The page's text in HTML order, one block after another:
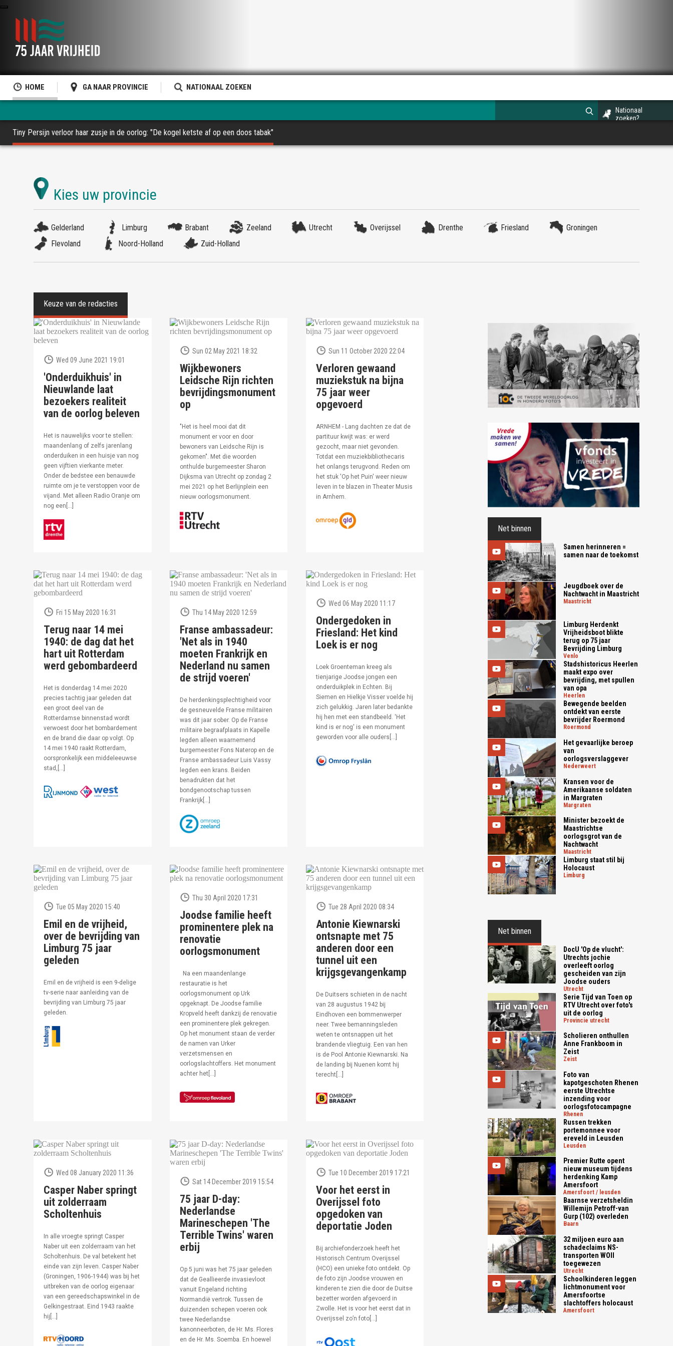
HOME GA NAAR PROVINCIE NATIONAAL ZOEKEN
Nationaal
zoeken?
Tiny Persijn verloor haar zusje in de oorlog: "De kogel ketste af op een doos tabak"
Gelderland Limburg Brabant Zeeland Utrecht Overijssel Drenthe Friesland
Groningen
Flevoland
Noord-Holland Zuid-Holland
Wed 09 June 2021 19:01
'Onderduikhuis' in
Nieuwlande laat
bezoekers realiteit
van de oorlog beleven
Het is nauwelijks voor te stellen:
maandenlang of zelfs jarenlang
onderduiken in een huisje van nog
geen vijftien vierkante meter.
Onder de bedstee een benauwde
ruimte om je te verstoppen voor de
vijand. Met alleen Radio Oranje om
nog een[…]
Sun 02 May 2021 18:32
Wijkbewoners
Leidsche Rijn richten
bevrijdingsmonument
op
"Het is heel mooi dat dit
monument er voor en door
bewoners van Leidsche Rijn is
gekomen". Met die woorden
onthulde burgemeester Sharon
Dijksma van Utrecht op zondag 2
mei 2021 op het Berlijnplein een
nieuw oorlogsmonument.
Sun 11 October 2020 22:04
Verloren gewaand
muziekstuk na bijna
75 jaar weer
opgevoerd
ARNHEM - Lang dachten ze dat de
partituur kwijt was: er werd
gezocht, maar niet gevonden.
Totdat een muziekbibliothecaris
het onlangs terugvond. Reden om
het stuk 'Op het Puin' weer nieuw
leven in te blazen in Theater Musis
in Arnhem.
Fri 15 May 2020 16:31
Terug naar 14 mei
1940: de dag dat het
hart uit Rotterdam
werd gebombardeerd
Het is donderdag 14 mei 2020
precies tachtig jaar geleden dat
een groot deel van de
Rotterdamse binnenstad wordt
verwoest door het bombardement
en de brand die daar op volgt. Op
14 mei 1940 raakt Rotterdam,
oorspronkelijk een middeleeuwse
stad,[…]
Thu 14 May 2020 12:59
Franse ambassadeur:
'Net als in 1940
moeten Frankrijk en
Nederland nu samen
de strijd voeren'
De herdenkingsplechtigheid voor
de gesneuvelde Franse militairen
was dit jaar sober. Op de Franse
militaire begraafplaats in Kapelle
legden alleen waarnemend
burgemeester Fons Naterop en de
Franse ambassadeur Luis Vassy
legden een krans. Beiden
benadrukten dat het
bondgenootschap tussen
Frankrijk[…]
Wed 06 May 2020 11:17
Ondergedoken in
Friesland: Het kind
Loek is er nog
Loek Groenteman kreeg als
tienjarige Joodse jongen een
onderduikplek in Echten. Bij
Siemen en Hielkje Visser voelde hij
zich gelukkig. Jaren later bedankte
hij hen met een standbeeld. 'Het
kind is er nog' is een monument
geworden voor alle ouders[…]
Tue 05 May 2020 15:40
Emil en de vrijheid,
over de bevrijding van
Limburg 75 jaar
geleden
Emil en de vrijheid is een 9-delige
tv-serie naar aanleiding van de
bevrijding van Limburg 75 jaar
geleden.
Thu 30 April 2020 17:31
Joodse familie heeft
prominentere plek na
renovatie
oorlogsmonument
Na een maandenlange
restauratie is het
oorlogsmonument op Urk
opgeknapt. De Joodse familie
Kropveld heeft dankzij de renovatie
een prominentere plek gekregen.
Op het monument staan de verder
de namen van Urker
verzetsmensen en
oorlogslachtoffers. Het monument
achter het[…]
Tue 28 April 2020 08:34
Antonie Kiewnarski
ontsnapte met 75
anderen door een
tunnel uit een
krijgsgevangenkamp
De Duitsers schieten in de nacht
van 28 augustus 1942 bij
Eindhoven een bommenwerper
neer. Twee bemanningsleden
weten te ontsnappen uit het
brandende vliegtuig. Een van hen
is de Pool Antonie Kiewnarski. Na
de landing bij Nuenen komt hij
terecht[…]
Wed 08 January 2020 11:36
Casper Naber springt
uit zolderraam
Scholtenhuis
In alle vroegte springt Casper
Naber uit een zolderraam van het
Scholtenhuis. De val betekent het
einde van zijn leven. Casper Naber
(Groningen, 1906-1944) was bij het
uitbreken van de oorlog eigenaar
van een gereedschapswinkel in de
Gelkingestraat. Eind 1943 raakte
hij[…]
Sat 14 December 2019 15:54
75 jaar D-day:
Nederlandse
Marineschepen 'The
Terrible Twins' waren
erbij
Op 5 juni was het 75 jaar geleden
dat de Geallieerde invasievloot
vanuit Engeland richting
Normandië vertrok. Tussen de
duizenden schepen voeren ook
twee Nederlandse
kanonneerboten, de Hr. Ms. Flores
en de Hr. Ms. Soemba. En hoewel
Tue 10 December 2019 17:21
Voor het eerst in
Overijssel foto
opgedoken van
deportatie Joden
Bij archiefonderzoek heeft het
Historisch Centrum Overijssel
(HCO) een unieke foto ontdekt. Op
de foto zijn Joodse vrouwen en
kinderen te zien die door de Duitse
bezetter worden afgevoerd in
Zwolle. Het is voor het eerst dat in
Overijssel zo’n foto[…]
Net binnen
Samen herinneren =
samen naar de toekomst
Jeugdboek over de
Nachtwacht in Maastricht
maastricht
Limburg Herdenkt
Vrijheidsboot blikte
terug op 75 jaar
Bevrijding Limburg
venlo
Stadshistoricus Heerlen
maakt expo over
bevrijding, met spullen
van opa
heerlen
Bewegende beelden
ontdekt van eerste
bevrijder Roermond
roermond
Het gevaarlijke beroep
van
oorlogsverslaggever
nederweert
Kransen voor de
Amerikaanse soldaten
in Margraten
margraten
Minister bezoekt de
Maastrichtse
oorlogsgrot van de
Nachtwacht
maastricht
Limburg staat stil bij
Holocaust
limburg
Net binnen
DocU 'Op de vlucht':
Utrechts jochie
overleeft oorlog
gescheiden van zijn
Joodse ouders
utrecht
Serie Tijd van Toen op
RTV Utrecht over foto's
uit de oorlog
provincie utrecht
Scholieren onthullen
Anne Frankboom in
Zeist
zeist
Foto van
kapotgeschoten Rhenen
eerste Utrechtse
inzending voor
oorlogsfotocampagne
rhenen
Russen trekken
portemonnee voor
ereveld in Leusden
leusden
Premier Rutte opent
nieuw museum tijdens
herdenking Kamp
Amersfoort
amersfoort / leusden
Baarnse verzetsheldin
Willemijn Petroff-van
Gurp (102) overleden
baarn
32 miljoen euro aan
schadeclaims NS-
transporten WOII
toegewezen
utrecht
Schoolkinderen leggen
lichtmonument voor
Amersfoortse
slachtoffers holocaust
amersfoort